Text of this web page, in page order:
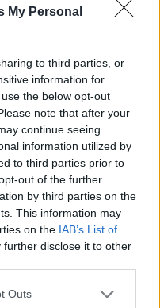
My Personal
to third parties, or
information for
the below opt-out
note that after your
continue seeing
information utilized by
to third parties prior to
out of the further
by third parties on the
This information may
on the IAB’s List of
further disclose it to other
one or more Google
Outs